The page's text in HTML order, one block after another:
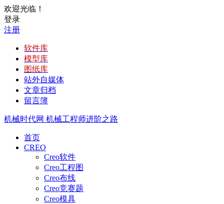
欢迎光临！
登录
注册
软件库
模型库
图纸库
站外自媒体
文章归档
留言簿
机械时代网 机械工程师进阶之路
首页
CREO
Creo软件
Creo工程图
Creo布线
Creo竞赛题
Creo模具